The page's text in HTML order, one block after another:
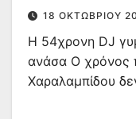
18 ΟΚΤΩΒΡΊΟΥ
Η 54χρονη DJ
ανάσα Ο χρόνος
Χαραλαμπίδου